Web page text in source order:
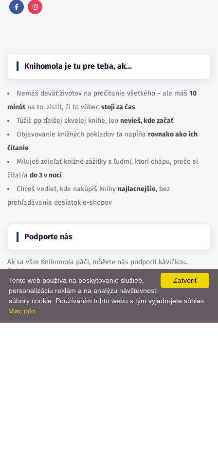
Knihomola je tu pre teba, ak…
Nemáš deväť životov na prečítanie všetkého – ale máš 10
minútna to, zistiť, či to vôbec stojí za čas
Túžiš po ďalšej skvelej knihe, len nevieš, kde začať
Objavovanie knižných pokladov ťa napĺňa rovnako ako ich
čítanie
Miluješ zdieľať knižné zážitky s ľuďmi, ktorí chápu, prečo si
čítal/a do 3 v noci
Chceš vedieť, kde nakúpiš knihy najlacnejšie, bez
prehľadávania desiatok e-shopov
Podporte nás
Ak sa vám Knihomola páči, môžete nás podporiť kávičkou.
Ďakujeme!
Kúpte nám kávu 📨
Zatvoriť
Tento web používa na poskytovanie služieb,
personalizáciu reklám a na analýzu návštevnosti
súbory cookie. Používaním tohto webu s tým vyjadrujete súhlas.
Viac info